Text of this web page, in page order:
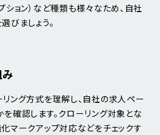
ション）など種類も様々なため、自社
びましょう。
ング方式を理解し、自社の求人ペー
確認します。クローリング対象とな
マークアップ対応などをチェックす